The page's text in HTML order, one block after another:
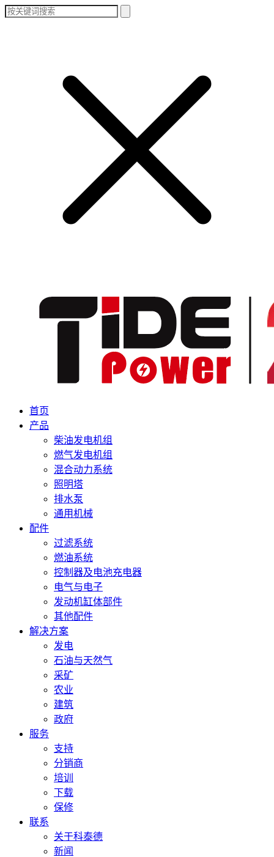
首页
产品
柴油发电机组
燃气发电机组
混合动力系统
照明塔
排水泵
通用机械
配件
过滤系统
燃油系统
控制器及电池充电器
电气与电子
发动机缸体部件
其他配件
解决方案
发电
石油与天然气
采矿
农业
建筑
政府
服务
支持
分销商
培训
下载
保修
联系
关于科泰德
新闻